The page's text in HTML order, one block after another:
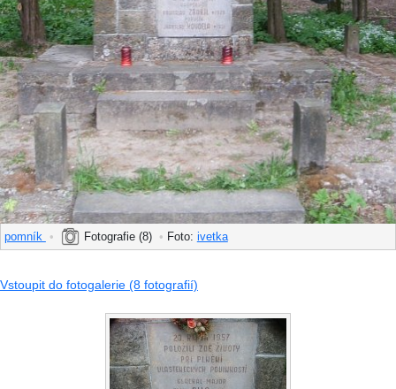
pomník • Fotografie (8) • Foto: ivetka
Vstoupit do fotogalerie (8 fotografií)